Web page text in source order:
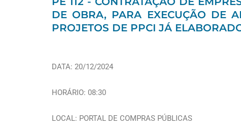
DE OBRA, PARA EXECUÇÃO DE
PROJETOS DE PPCI JÁ
DATA: 20/12/2024
HORÁRIO: 08:30
LOCAL: PORTAL DE COMPRAS PÚBLICAS